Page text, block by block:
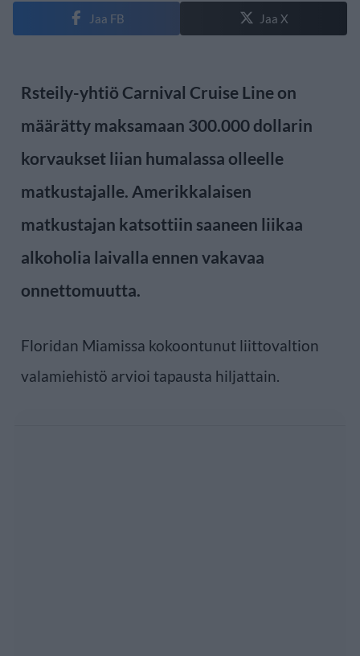
Jaa FB Jaa X
Rsteily-yhtiö Carnival Cruise Line on
määrätty maksamaan 300.000 dollarin
korvaukset liian humalassa olleelle
matkustajalle. Amerikkalaisen
matkustajan katsottiin saaneen liikaa
alkoholia laivalla ennen vakavaa
onnettomuutta.
Floridan Miamissa kokoontunut liittovaltion
valamiehistö arvioi tapausta hiljattain.